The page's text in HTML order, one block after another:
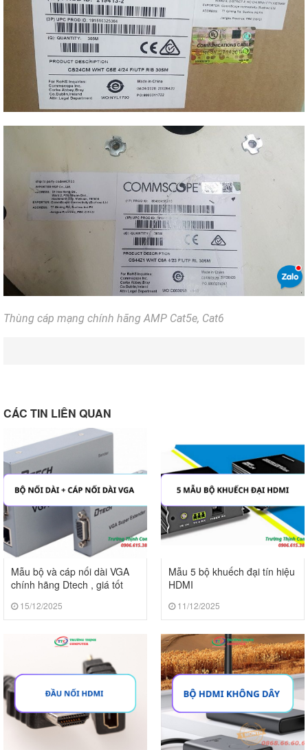
Thùng cáp mạng chính hãng AMP Cat5e, Cat6
CÁC TIN LIÊN QUAN
Mẫu bộ và cáp nối dài VGA
chính hãng Dtech , giá tốt
15/12/2025
Mẫu 5 bộ khuếch đại tín hiệu
HDMI
11/12/2025